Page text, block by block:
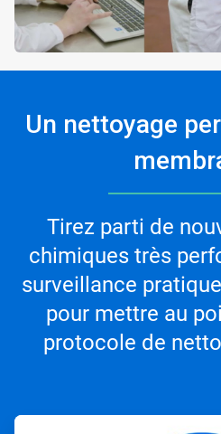
Un nettoyage
Tirez parti de
chimiques très
surveillance
pour mettre au
protocole de
ArticleTile